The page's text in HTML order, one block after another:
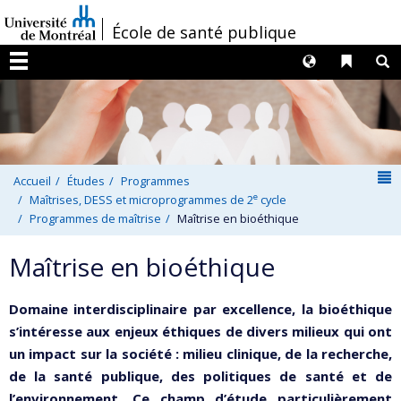
au
contenu
/École de santé publique
Menu
Liens
Langues
Accueil Études
Programmes
Maîtrises, DESS et microprogrammes de 2e cycle
Programmes de maîtrise
Maîtrise en bioéthique
Maîtrise en bioéthique
Domaine interdisciplinaire par excellence, la bioéthique
s’intéresse aux enjeux éthiques de divers milieux qui ont
un impact sur la société : milieu clinique, de la recherche,
de la santé publique, des politiques de santé et de